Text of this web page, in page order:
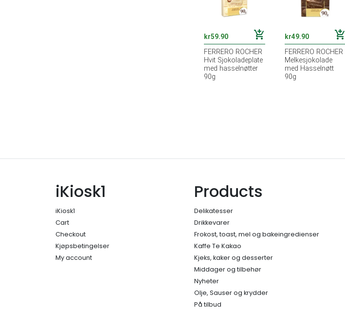
kr59.90 add_shopping_cart
FERRERO ROCHER
Hvit Sjokoladeplate
med hasselnøtter
90g
kr49.90 add_shopping_cart
FERRERO ROCHER
Melkesjokolade
med Hasselnøtt
90g
iKiosk1
iKiosk1
Cart
Checkout
Kjøpsbetingelser
My account
Products
Delikatesser
Drikkevarer
Frokost, toast, mel og bakeingredienser
Kaffe Te Kakao
Kjeks, kaker og desserter
Middager og tilbehør
Nyheter
Olje, Sauser og krydder
På tilbud